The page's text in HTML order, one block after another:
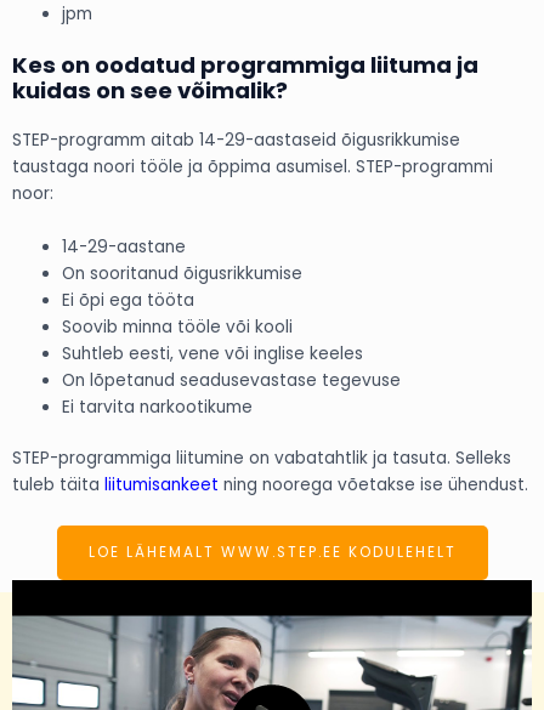
jpm
Kes on oodatud programmiga liituma ja
kuidas on see võimalik?
STEP-programm aitab 14-29-aastaseid õigusrikkumise
taustaga noori tööle ja õppima asumisel. STEP-programmi
noor:
14-29-aastane
On sooritanud õigusrikkumise
Ei õpi ega tööta
Soovib minna tööle või kooli
Suhtleb eesti, vene või inglise keeles
On lõpetanud seadusevastase tegevuse
Ei tarvita narkootikume
STEP-programmiga liitumine on vabatahtlik ja tasuta. Selleks
tuleb täita liitumisankeet ning noorega võetakse ise ühendust.
LOE LÄHEMALT WWW.STEP.EE KODULEHELT
Esileht
Kes me oleme